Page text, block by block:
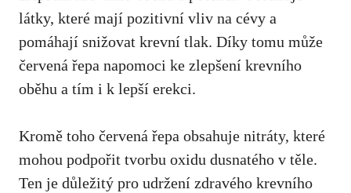
látky, které mají pozitivní vliv na cévy a
pomáhají snižovat krevní tlak. Díky tomu může
červená řepa napomoci ke zlepšení krevního
oběhu a tím i k lepší erekci.
Kromě toho červená řepa obsahuje nitráty, které
mohou podpořit tvorbu oxidu dusnatého v těle.
Ten je důležitý pro udržení zdravého krevního